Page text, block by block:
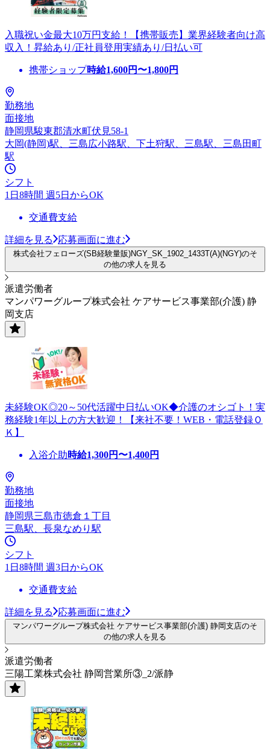
入職祝い金最大10万円支給！【携帯販売】業界経験者向け高
収入！昇給あり/正社員登用実績あり/日払い可
携帯ショップ時給1,600円〜1,800円
勤務地
面接地
静岡県駿東郡清水町伏見58-1
大岡(静岡)駅、三島広小路駅、下土狩駅、三島駅、三島田町
駅
シフト
1日8時間 週5日からOK
交通費支給
詳細を見る 応募画面に進む
株式会社フェローズ(SB経験量販)NGY_SK_1902_1433T(A)(NGY)のそ
の他の求人を見る
派遣労働者
マンパワーグループ株式会社 ケアサービス事業部(介護) 静
岡支店
未経験OK◎20～50代活躍中日払いOK◆介護のオシゴト！実
務経験1年以上の方大歓迎！【来社不要！WEB・電話登録Ｏ
Ｋ】
入浴介助時給1,300円〜1,400円
勤務地
面接地
静岡県三島市徳倉１丁目
三島駅、長泉なめり駅
シフト
1日8時間 週3日からOK
交通費支給
詳細を見る 応募画面に進む
マンパワーグループ株式会社 ケアサービス事業部(介護) 静岡支店のそ
の他の求人を見る
派遣労働者
三陽工業株式会社 静岡営業所③_2/派静